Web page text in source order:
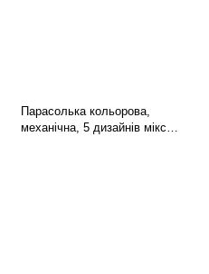
Парасолька кольорова,
механічна, 5 дизайнів мікс